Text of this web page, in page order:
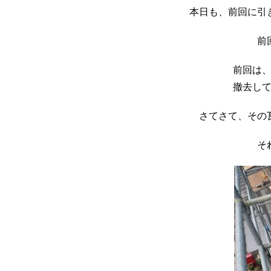
本日も、前回に引
前
前回は
撤去し
さてさて、そ
そ